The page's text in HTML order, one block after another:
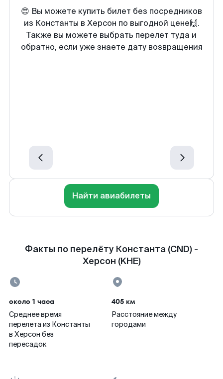
😍 Вы можете купить билет без посредников
из Константы в Херсон по выгодной цене🙌.
Также вы можете выбрать перелет туда и
обратно, если уже знаете дату возвращения
Найти авиабилеты
Факты по перелёту Константа (CND) -
Херсон (KHE)
около 1 часа
Среднее время
перелета из Константы
в Херсон без
пересадок
405 км
Расстояние между
городами